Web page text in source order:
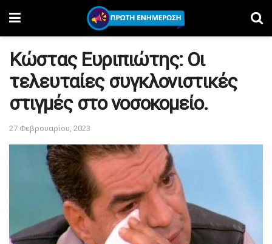
Κώστας Ευριπιώτης: Οι
τελευταίες συγκλονιστικές
στιγμές στο νοσοκομείο.
27 Φεβρουαρίου, 2023